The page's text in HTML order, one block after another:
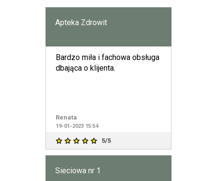
Apteka Zdrowit
Bardzo miła i fachowa obsługa
dbająca o klijenta.
Renata
19-01-2023 15:54
5/5
Sieciowa nr 1